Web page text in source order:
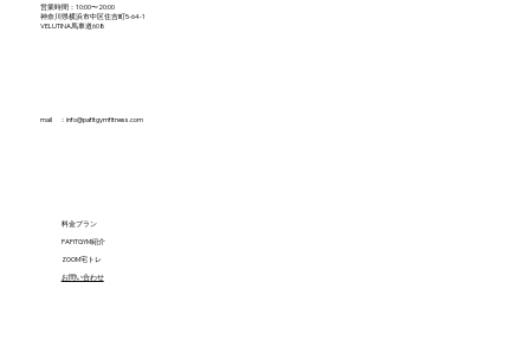
営業時間：10:00〜20:00
神奈川県横浜市中区住吉町5-64-1
VELUTINA馬車道608
mail ：info@pafitgymfitness.com
料金プラン
PAFITGYM紹介
ZOOM宅トレ
​お問い合わせ